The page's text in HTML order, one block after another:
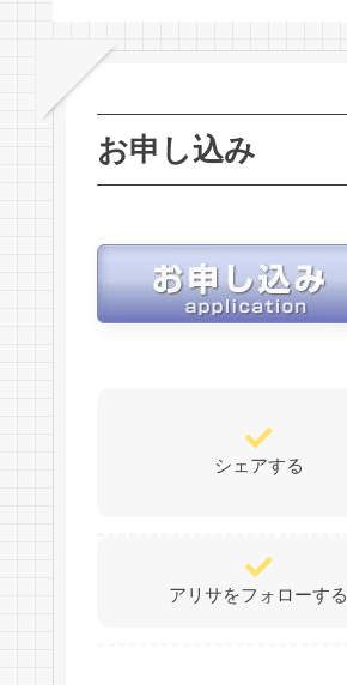
お申し込み
シェアする
アリサをフォローする